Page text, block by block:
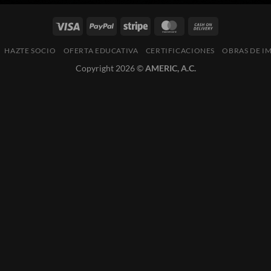
HAZTE SOCIO OFERTA EDUCATIVA CERTIFICACIONES OBRAS DE
Copyright 2026 ©AMERIC, A.C.